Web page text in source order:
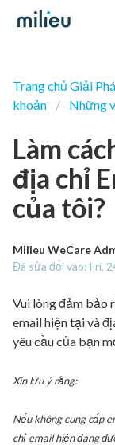
Trang chủ Giải
khoản
Những
Làm
địa chỉ
của tôi?
Milieu WeCare
Đã sửa đổi vào: Fri,
Vui lòng đảm bảo
email hiện tại và
yêu cầu của bạn
Xin lưu ý rằng:
Nếu không cung cấp
chỉ email hiện đang